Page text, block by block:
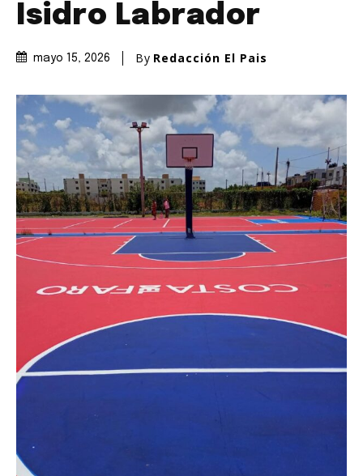
Isidro Labrador
mayo 15, 2026 By Redacción El Pais